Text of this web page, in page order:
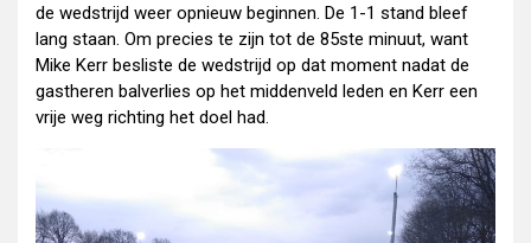
de wedstrijd weer opnieuw beginnen. De 1-1 stand bleef
lang staan. Om precies te zijn tot de 85ste minuut, want
Mike Kerr besliste de wedstrijd op dat moment nadat de
gastheren balverlies op het middenveld leden en Kerr een
vrije weg richting het doel had.